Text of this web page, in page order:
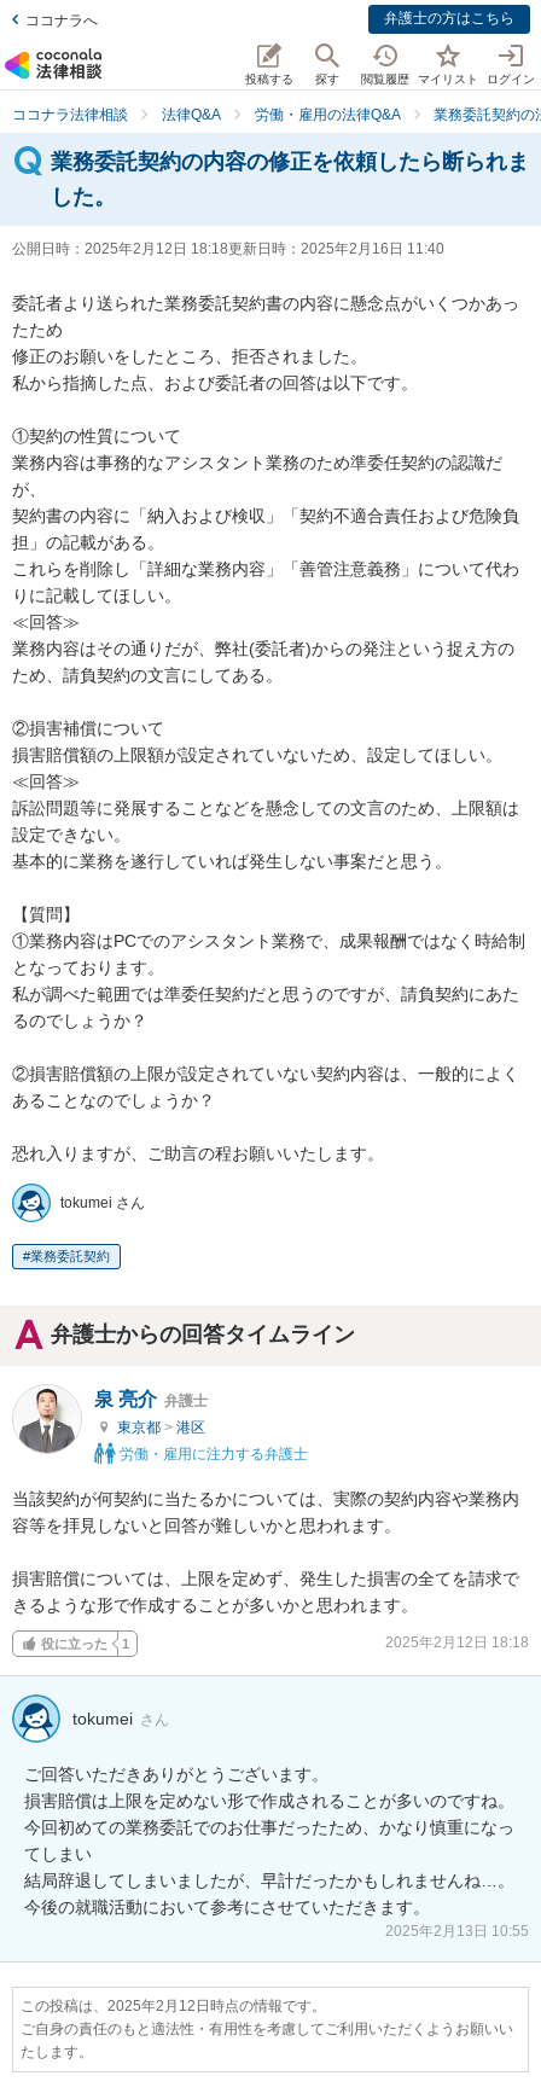
ココナラへ 弁護士の方はこちら
投稿する 探す 閲覧履歴 マイリスト ログイン
ココナラ法律相談 法律Q&A 労働・雇用の法律Q&A 業務委託契約の
業務委託契約の内容の修正を依頼したら断られま
した。
公開日時： 2025年2月12日 18:18更新日時： 2025年2月16日 11:40
委託者より送られた業務委託契約書の内容に懸念点がいくつかあっ
たため
修正のお願いをしたところ、拒否されました。
私から指摘した点、および委託者の回答は以下です。
①契約の性質について
業務内容は事務的なアシスタント業務のため準委任契約の認識だ
が、
契約書の内容に「納入および検収」「契約不適合責任および危険負
担」の記載がある。
これらを削除し「詳細な業務内容」「善管注意義務」について代わ
りに記載してほしい。
≪回答≫
業務内容はその通りだが、弊社(委託者)からの発注という捉え方の
ため、請負契約の文言にしてある。
②損害補償について
損害賠償額の上限額が設定されていないため、設定してほしい。
≪回答≫
訴訟問題等に発展することなどを懸念しての文言のため、上限額は
設定できない。
基本的に業務を遂行していれば発生しない事案だと思う。
【質問】
①業務内容はPCでのアシスタント業務で、成果報酬ではなく時給制
となっております。
私が調べた範囲では準委任契約だと思うのですが、請負契約にあた
るのでしょうか？
②損害賠償額の上限が設定されていない契約内容は、一般的によく
あることなのでしょうか？
恐れ入りますが、ご助言の程お願いいたします。
tokumei さん
業務委託契約
弁護士からの回答タイムライン
泉 亮介 弁護士
東京都 > 港区
労働・雇用に注力する弁護士
当該契約が何契約に当たるかについては、実際の契約内容や業務内
容等を拝見しないと回答が難しいかと思われます。
損害賠償については、上限を定めず、発生した損害の全てを請求で
きるような形で作成することが多いかと思われます。
役に立った 1 2025年2月12日 18:18
tokumei さん
ご回答いただきありがとうございます。
損害賠償は上限を定めない形で作成されることが多いのですね。
今回初めての業務委託でのお仕事だったため、かなり慎重になっ
てしまい
結局辞退してしまいましたが、早計だったかもしれませんね…。
今後の就職活動において参考にさせていただきます。
2025年2月13日 10:55
この投稿は、2025年2月12日時点の情報です。
ご自身の責任のもと適法性・有用性を考慮してご利用いただくようお願いい
たします。